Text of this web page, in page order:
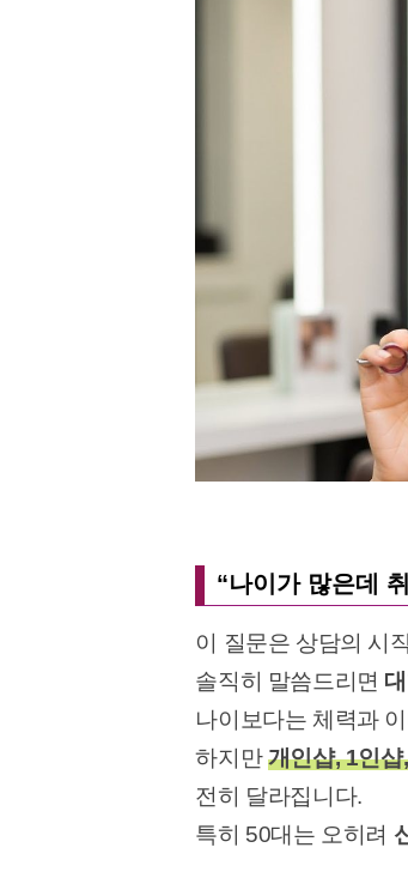
“나이가 많은데
이 질문은 상담의 시
솔직히 말씀드리면
나이보다는 체력과
하지만개인샵, 1인샵
전히 달라집니다.
특히 50대는 오히려